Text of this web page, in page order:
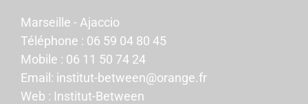
Marseille - Ajaccio
Téléphone : 06 59 04 80 45
Mobile : 06 11 50 74 24
Email: institut-between@orange.fr
Web : Institut-Between